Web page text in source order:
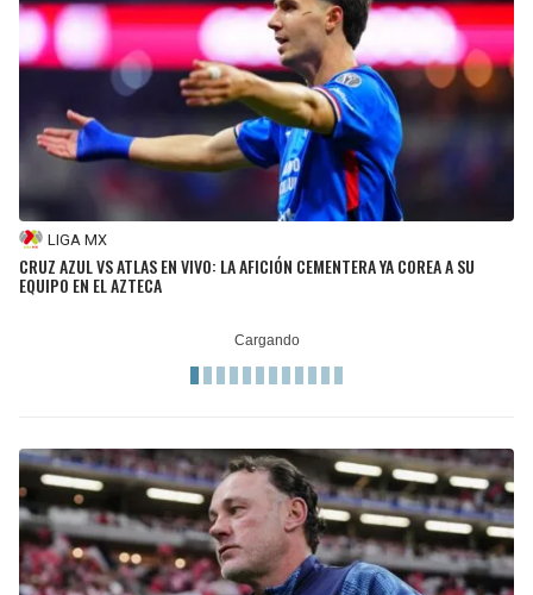
LIGA MX
CRUZ AZUL VS ATLAS EN VIVO: LA AFICIÓN CEMENTERA YA COREA A SU
EQUIPO EN EL AZTECA